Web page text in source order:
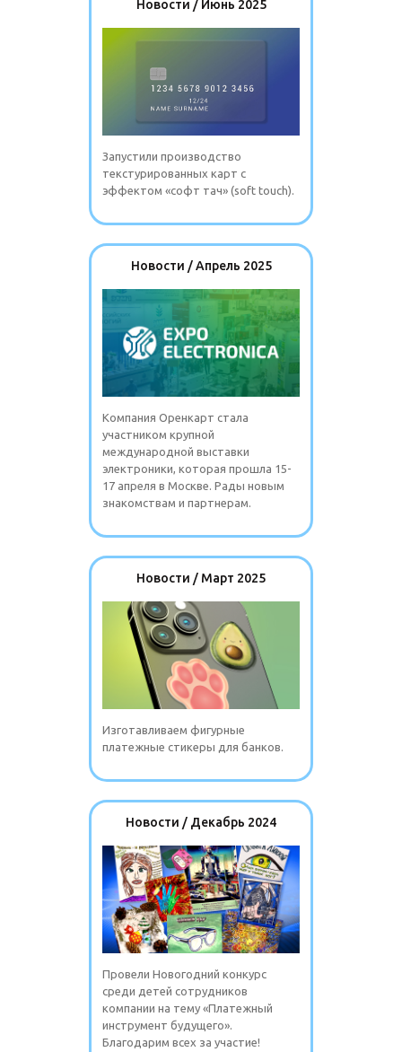
Новости / Июнь 2025
Запустили производство
текстурированных карт с
эффектом «софт тач» (soft touch).
Новости / Апрель 2025
Компания Оренкарт стала
участником крупной
международной выставки
электроники, которая прошла 15-
17 апреля в Москве. Рады новым
знакомствам и партнерам.
Новости / Март 2025
Изготавливаем фигурные
платежные стикеры для банков.
Новости / Декабрь 2024
Провели Новогодний конкурс
среди детей сотрудников
компании на тему «Платежный
инструмент будущего».
Благодарим всех за участие!